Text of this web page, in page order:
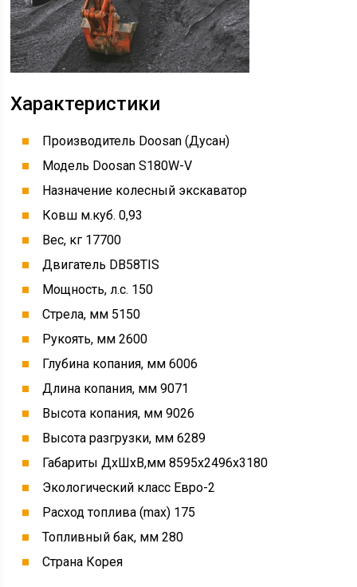
Характеристики
Производитель Doosan (Дусан)
Модель Doosan S180W-V
Назначение колесный экскаватор
Ковш м.куб. 0,93
Вес, кг 17700
Двигатель DB58TIS
Мощность, л.с. 150
Стрела, мм 5150
Рукоять, мм 2600
Глубина копания, мм 6006
Длина копания, мм 9071
Высота копания, мм 9026
Высота разгрузки, мм 6289
Габариты ДхШхВ,мм 8595х2496х3180
Экологический класс Евро-2
Расход топлива (max) 175
Топливный бак, мм 280
Страна Корея